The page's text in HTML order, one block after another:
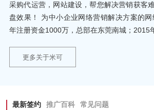
采购代运营，网站建设，帮您解决营销获客
盘效果！ 为中小企业网络营销解决方案的
年注册资金1000万，总部在东莞南城；2015
更多关于米可
最新签约 推广百科 常见问题